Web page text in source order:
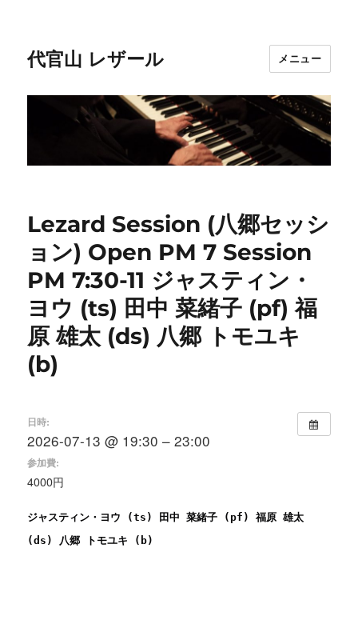
代官山 レザール メニュー
Lezard Session (八郷セッシ
ョン) Open PM 7 Session
PM 7:30-11 ジャスティン・
ヨウ (ts) 田中 菜緒子 (pf) 福
原 雄太 (ds) 八郷 トモユキ
(b)
日時:
2026-07-13 @ 19:30 – 23:00
参加費:
4000円
ジャスティン・ヨウ (ts) 田中 菜緒子 (pf)福原 雄太
(ds) 八郷 トモユキ (b)